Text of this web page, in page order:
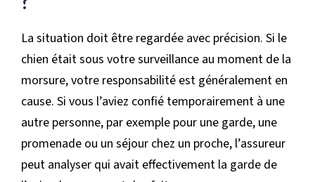
La situation doit être regardée avec précision. Si le
chien était sous votre surveillance au moment de la
morsure, votre responsabilité est généralement en
cause. Si vous l’aviez confié temporairement à une
autre personne, par exemple pour une garde, une
promenade ou un séjour chez un proche, l’assureur
peut analyser qui avait effectivement la garde de